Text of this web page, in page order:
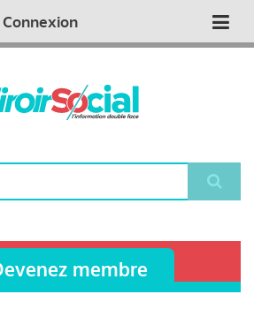
Connexion
membre